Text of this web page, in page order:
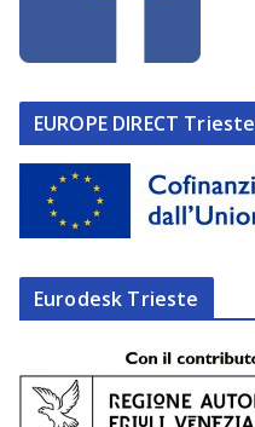
EUROPE DIRECT Trieste
Eurodesk Trieste